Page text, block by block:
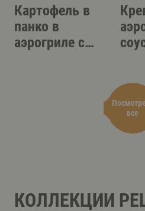
все
Картофель в
панко в
аэрогриле с
КОЛЛЕКЦИИ